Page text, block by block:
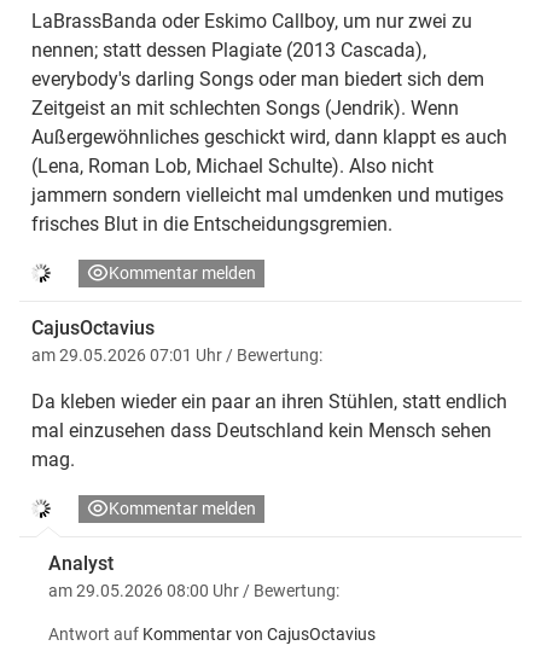
LaBrassBanda oder Eskimo Callboy, um nur zwei zu
nennen; statt dessen Plagiate (2013 Cascada),
everybody's darling Songs oder man biedert sich dem
Zeitgeist an mit schlechten Songs (Jendrik). Wenn
Außergewöhnliches geschickt wird, dann klappt es auch
(Lena, Roman Lob, Michael Schulte). Also nicht
jammern sondern vielleicht mal umdenken und mutiges
frisches Blut in die Entscheidungsgremien.
Kommentar melden
CajusOctavius
am 29.05.2026 07:01 Uhr / Bewertung:
Da kleben wieder ein paar an ihren Stühlen, statt endlich
mal einzusehen dass Deutschland kein Mensch sehen
mag.
Kommentar melden
Analyst
am 29.05.2026 08:00 Uhr / Bewertung:
Antwort auf Kommentar von CajusOctavius